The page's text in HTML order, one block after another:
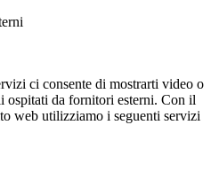
ci consente di mostrarti video o
ospitati da fornitori esterni. Con il
web utilizziamo i seguenti servizi